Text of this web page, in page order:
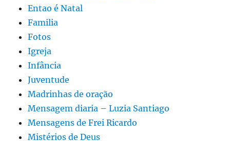
Entao é Natal
Familia
Fotos
Igreja
Infância
Juventude
Madrinhas de oração
Mensagem diaria – Luzia Santiago
Mensagens de Frei Ricardo
Mistérios de Deus